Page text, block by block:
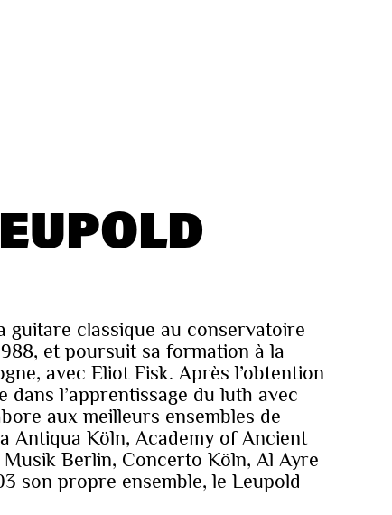
guitare classique au conservatoire
et poursuit sa formation à la
avec Eliot Fisk. Après l’obtention
dans l’apprentissage du luth avec
aux meilleurs ensembles de
Antiqua Köln, Academy of Ancient
Berlin, Concerto Köln, Al Ayre
son propre ensemble, le Leupold